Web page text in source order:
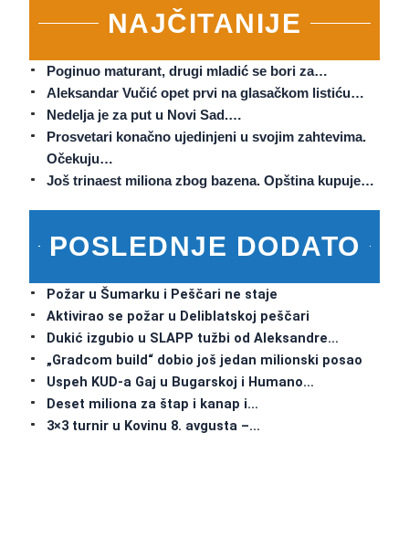
NAJČITANIJE
Poginuo maturant, drugi mladić se bori za…
Aleksandar Vučić opet prvi na glasačkom listiću…
Nedelja je za put u Novi Sad.…
Prosvetari konačno ujedinjeni u svojim zahtevima.
Očekuju…
Još trinaest miliona zbog bazena. Opština kupuje…
POSLEDNJE DODATO
Požar u Šumarku i Peščari ne staje
Aktivirao se požar u Deliblatskoj peščari
Dukić izgubio u SLAPP tužbi od Aleksandre…
„Gradcom build“ dobio još jedan milionski posao
Uspeh KUD-a Gaj u Bugarskoj i Humano…
Deset miliona za štap i kanap i…
3×3 turnir u Kovinu 8. avgusta –…